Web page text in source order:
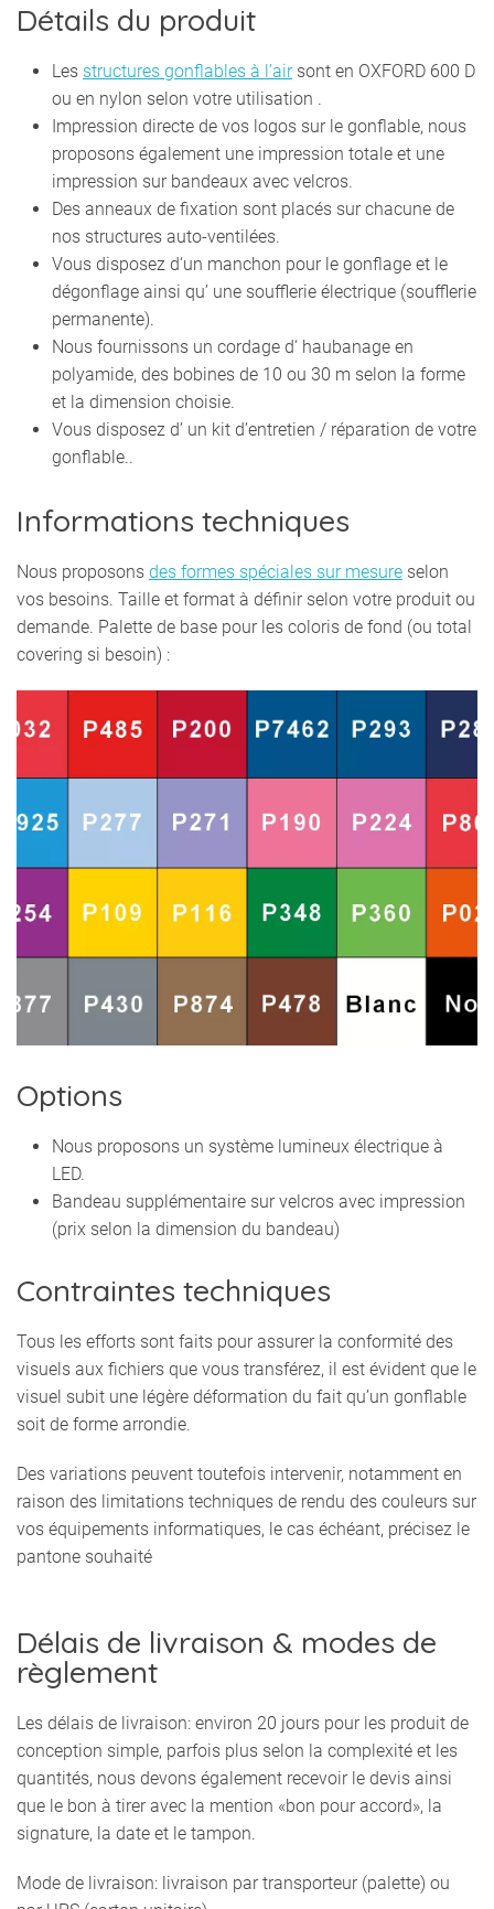
Détails du produit
Les structures gonflables à l’airsont en OXFORD 600 D
ou en nylon selon votre utilisation .
Impression directe de vos logos sur le gonflable, nous
proposons également une impression totale et une
impression sur bandeaux avec velcros.
Des anneaux de fixation sont placés sur chacune de
nos structures auto-ventilées.
Vous disposez d‘un manchon pour le gonflage et le
dégonflage ainsi qu’ une soufflerie électrique (soufflerie
permanente).
Nous fournissons un cordage d‘ haubanage en
polyamide, des bobines de 10 ou 30 m selon la forme
et la dimension choisie.
Vous disposez d’ un kit d’entretien / réparation de votre
gonflable..
Informations techniques
Nous proposons des formes spéciales sur mesure selon
vos besoins. Taille et format à définir selon votre produit ou
demande. Palette de base pour les coloris de fond (ou total
covering si besoin) :
Options
Nous proposons un système lumineux électrique à
LED.
Bandeau supplémentaire sur velcros avec impression
(prix selon la dimension du bandeau)
Contraintes techniques
Tous les efforts sont faits pour assurer la conformité des
visuels aux fichiers que vous transférez, il est évident que le
visuel subit une légère déformation du fait qu’un gonflable
soit de forme arrondie.
Des variations peuvent toutefois intervenir, notamment en
raison des limitations techniques de rendu des couleurs sur
vos équipements informatiques, le cas échéant, précisez le
pantone souhaité
Délais de livraison & modes de
règlement
Les délais de livraison: environ 20 jours pour les produit de
conception simple, parfois plus selon la complexité et les
quantités, nous devons également recevoir le devis ainsi
que le bon à tirer avec la mention «bon pour accord», la
signature, la date et le tampon.
Mode de livraison: livraison par transporteur (palette) ou